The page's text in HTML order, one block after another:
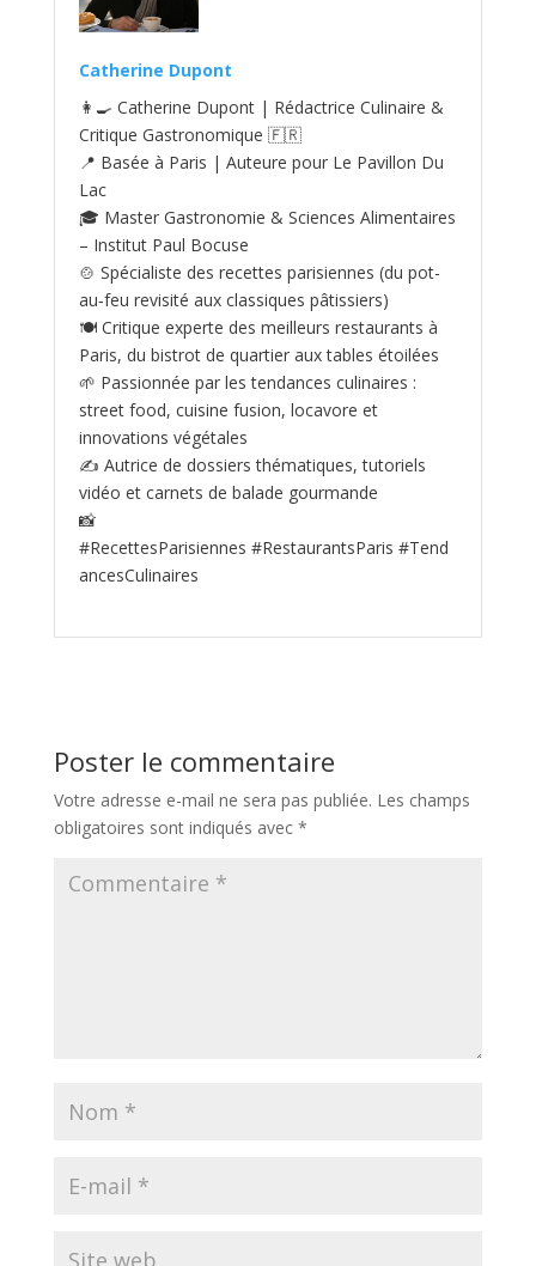
Catherine Dupont
👩‍🍳 Catherine Dupont | Rédactrice Culinaire &
Critique Gastronomique 🇫🇷
📍 Basée à Paris | Auteure pour Le Pavillon Du
Lac
🎓 Master Gastronomie & Sciences Alimentaires
– Institut Paul Bocuse
🍲 Spécialiste des recettes parisiennes (du pot-
au‑feu revisité aux classiques pâtissiers)
🍽️ Critique experte des meilleurs restaurants à
Paris, du bistrot de quartier aux tables étoilées
🌱 Passionnée par les tendances culinaires :
street food, cuisine fusion, locavore et
innovations végétales
✍️ Autrice de dossiers thématiques, tutoriels
vidéo et carnets de balade gourmande
📸
#RecettesParisiennes #RestaurantsParis #Tend
ancesCulinaires
Poster le commentaire
Votre adresse e-mail ne sera pas publiée. Les champs
obligatoires sont indiqués avec *